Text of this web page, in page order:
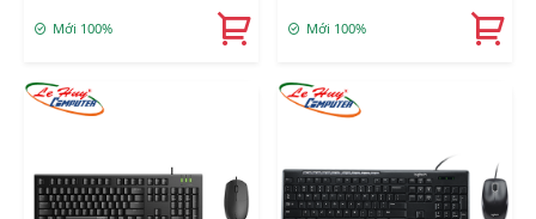
Mới 100% Mới 100%